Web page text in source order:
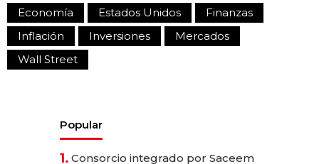
Economía
Estados Unidos
Finanzas
Inflación
Inversiones
Mercados
Wall Street
Popular
1. Consorcio integrado por Saceem